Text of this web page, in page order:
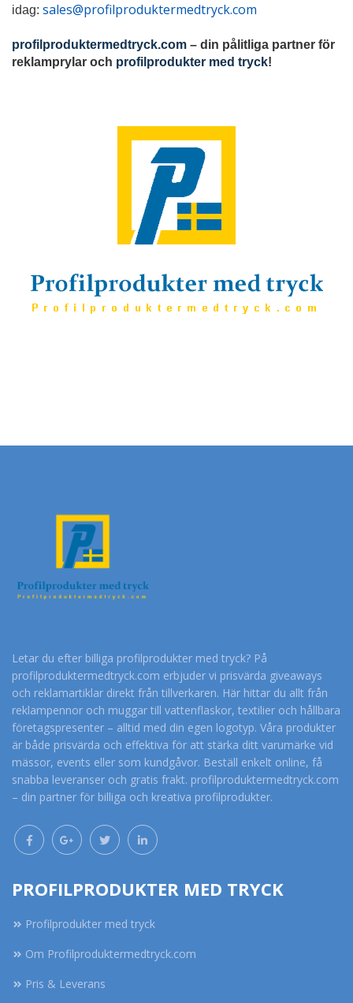
idag: sales@profilproduktermedtryck.com
profilproduktermedtryck.com – din pålitliga partner för
reklamprylar och profilprodukter med tryck!
Letar du efter billiga profilprodukter med tryck? På
profilproduktermedtryck.com erbjuder vi prisvärda giveaways
och reklamartiklar direkt från tillverkaren. Här hittar du allt från
reklampennor och muggar till vattenflaskor, textilier och hållbara
företagspresenter – alltid med din egen logotyp. Våra produkter
är både prisvärda och effektiva för att stärka ditt varumärke vid
mässor, events eller som kundgåvor. Beställ enkelt online, få
snabba leveranser och gratis frakt. profilproduktermedtryck.com
– din partner för billiga och kreativa profilprodukter.
PROFILPRODUKTER MED TRYCK
Profilprodukter med tryck
Om Profilproduktermedtryck.com
Pris & Leverans